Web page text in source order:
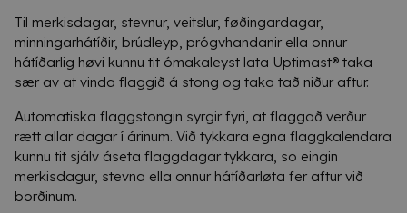
Til merkisdagar, stevnur, veitslur, føðingardagar,
minningarhátíðir, brúdleyp, prógvhandanir ella onnur
hátíðarlig høvi kunnu tit ómakaleyst lata Uptimast® taka
sær av at vinda flaggið á stong og taka tað niður aftur.
Automatiska flaggstongin syrgir fyri, at flaggað verður
rætt allar dagar í árinum. Við tykkara egna flaggkalendara
kunnu tit sjálv áseta flaggdagar tykkara, so eingin
merkisdagur, stevna ella onnur hátíðarløta fer aftur við
borðinum.